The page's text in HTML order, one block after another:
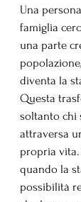
Una
famiglia
una parte
diventa la
Questa
soltanto chi
attraversa
propria
quando la
possibilità